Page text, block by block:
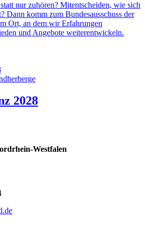
nur zuhören? Mitentscheiden, wie sich
Dann komm zum Bundesausschuss der
Ort, an dem wir Erfahrungen
und Angebote weiterentwickeln.
2028
Westfalen
.de